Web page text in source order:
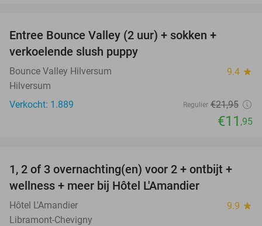
Entree Bounce Valley (2 uur) + sokken +
verkoelende slush puppy
Bounce Valley Hilversum 9.4 star
Hilversum
Verkocht: 1.889
Regulier €21,95
€11 ,95
32%
TODAY
1, 2 of 3 overnachting(en) voor 2 + ontbijt +
wellness + meer bij Hôtel L'Amandier
Hôtel L'Amandier 9.9 star
Libramont-Chevigny